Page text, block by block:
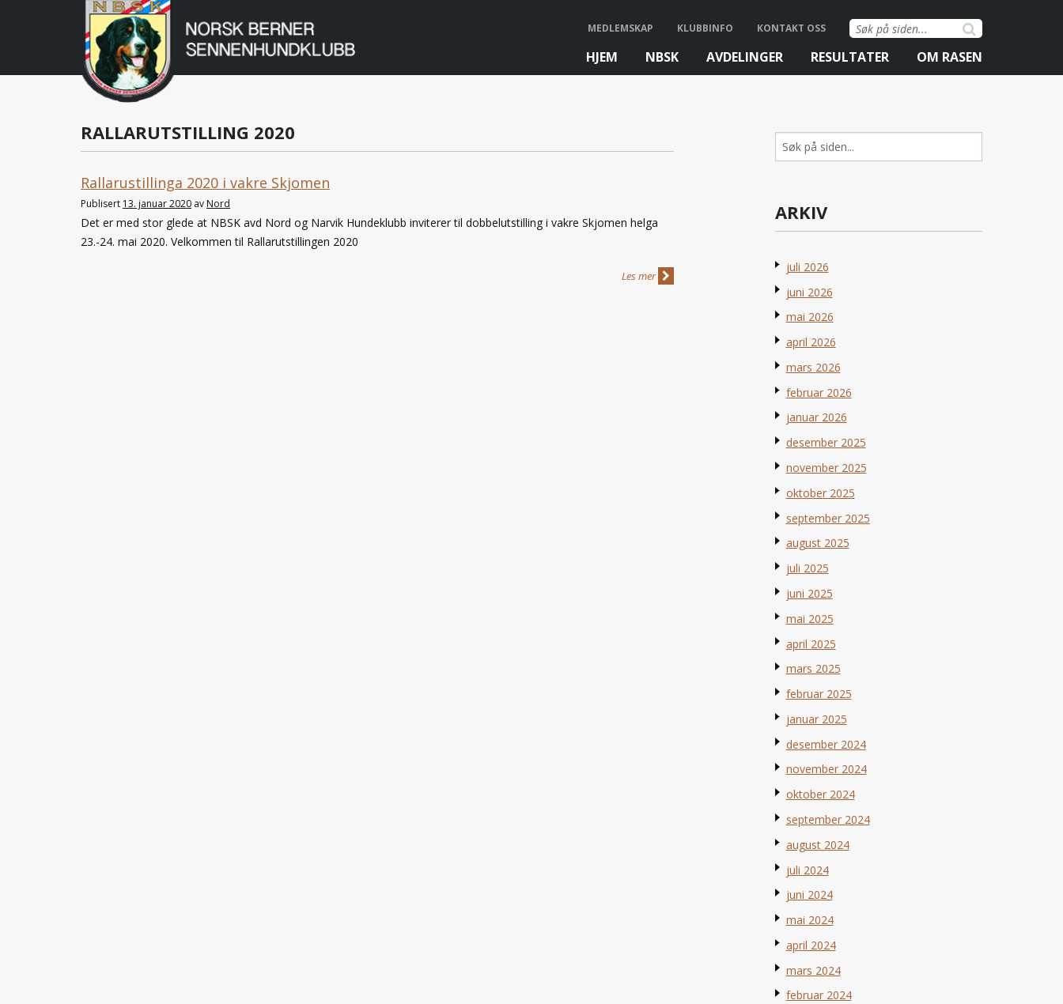
Norsk
Berner
Sennenhundklubb
Søk
etter:
MEDLEMSKAP KLUBBINFO KONTAKT OSS
HJEM NBSK AVDELINGER RESULTATER OM RASEN
RALLARUTSTILLING 2020
Rallarustillinga 2020 i vakre Skjomen
Publisert 13. januar 2020 av Nord
Det er med stor glede at NBSK avd Nord og Narvik Hundeklubb inviterer til dobbelutstilling i vakre Skjomen helga
23.-24. mai 2020. Velkommen til Rallarutstillingen 2020
Les mer
Søk
etter:
ARKIV
juli 2026
juni 2026
mai 2026
april 2026
mars 2026
februar 2026
januar 2026
desember 2025
november 2025
oktober 2025
september 2025
august 2025
juli 2025
juni 2025
mai 2025
april 2025
mars 2025
februar 2025
januar 2025
desember 2024
november 2024
oktober 2024
september 2024
august 2024
juli 2024
juni 2024
mai 2024
april 2024
mars 2024
februar 2024